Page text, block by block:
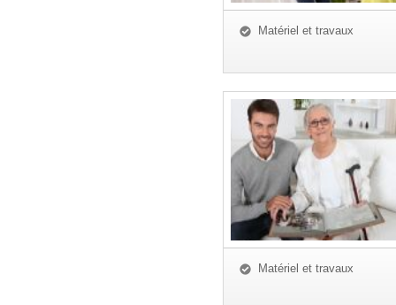
Matériel et travaux
Matériel et travaux